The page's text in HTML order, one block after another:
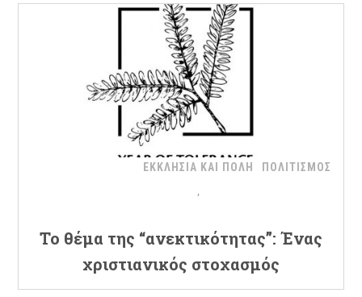
ΕΚΚΛΗΣΙΑ ΚΑΙ ΠΟΛΗ ΠΟΛΙΤΙΣΜΟΣ
Το θέμα της “ανεκτικότητας”: Ένας
χριστιανικός στοχασμός